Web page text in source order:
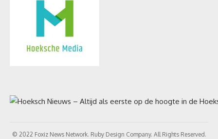
© 2022 Foxiz News Network. Ruby Design Company. All Rights Reserved.